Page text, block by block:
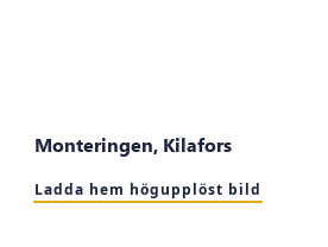
Monteringen, Kilafors
Ladda hem högupplöst bild